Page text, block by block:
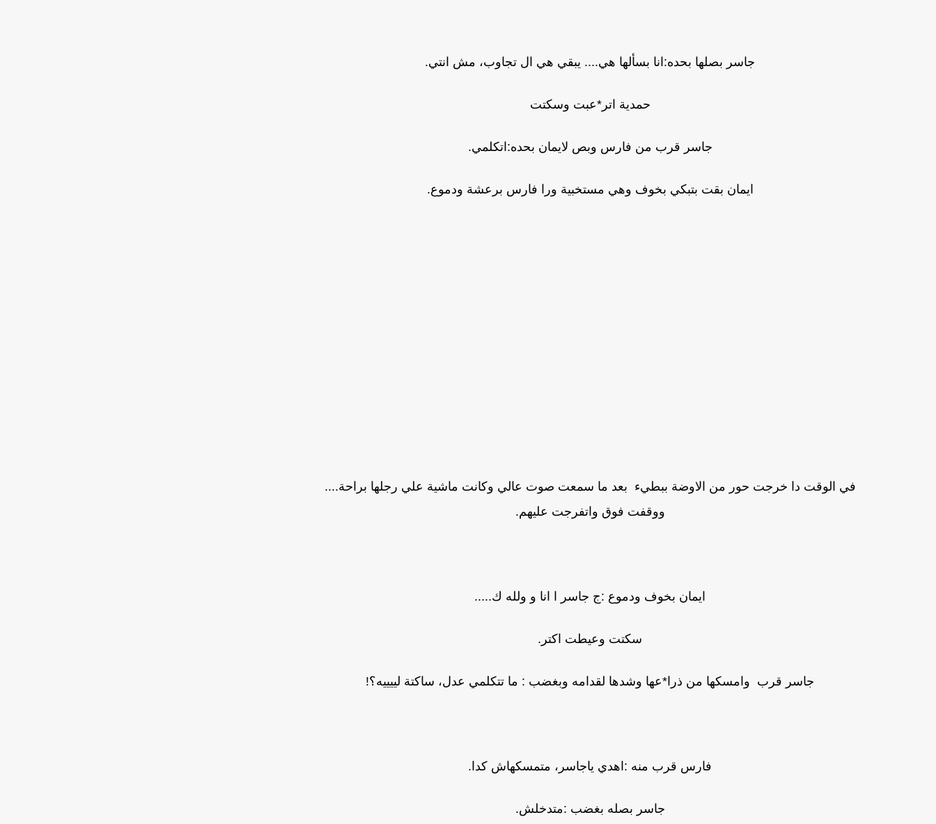
جاسر بصلها بحده:انا بسألها هي.... يبقي هي ال تجاوب، مش انتي.
حمدية اتر*عبت وسكتت
جاسر قرب من فارس وبص لايمان بحده:اتكلمي.
ايمان بقت بتبكي بخوف وهي مستخبية ورا فارس برعشة ودموع.
في الوقت دا خرجت حور من الاوضة ببطيء بعد ما سمعت صوت عالي وكانت ماشية علي رجلها براحة....
ووقفت فوق واتفرجت عليهم.
ايمان بخوف ودموع :ج جاسر ا انا و ولله ك.....
سكتت وعيطت اكتر.
جاسر قرب وامسكها من ذرا*عها وشدها لقدامه وبغضب : ما تتكلمي عدل، ساكتة لييييه؟!
فارس قرب منه :اهدي ياجاسر، متمسكهاش كدا.
جاسر بصله بغضب :متدخلش.